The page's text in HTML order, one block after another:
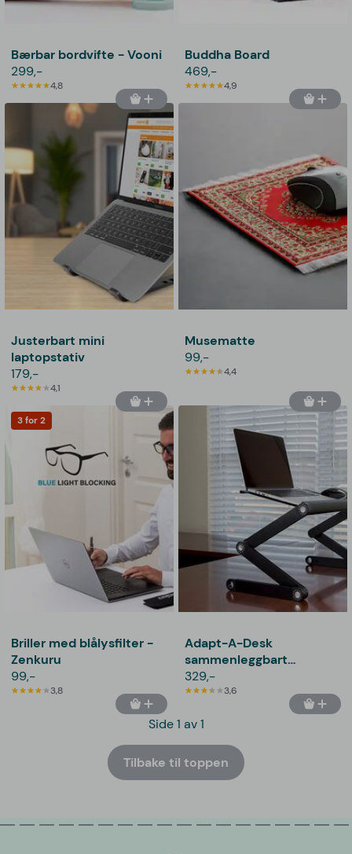
Bærbar bordvifte - Vooni
299,-
4,8
Buddha Board
469,-
4,9
Justerbart mini
laptopstativ
179,-
4,1
Musematte
99,-
4,4
3 for 2
Briller med blålysfilter -
Zenkuru
99,-
3,8
Adapt-A-Desk
sammenleggbart
laptopbord
329,-
3,6
Side 1 av 1
Tilbake til toppen